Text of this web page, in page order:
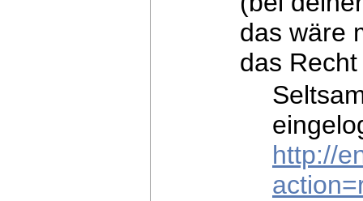
das wäre
das
http://